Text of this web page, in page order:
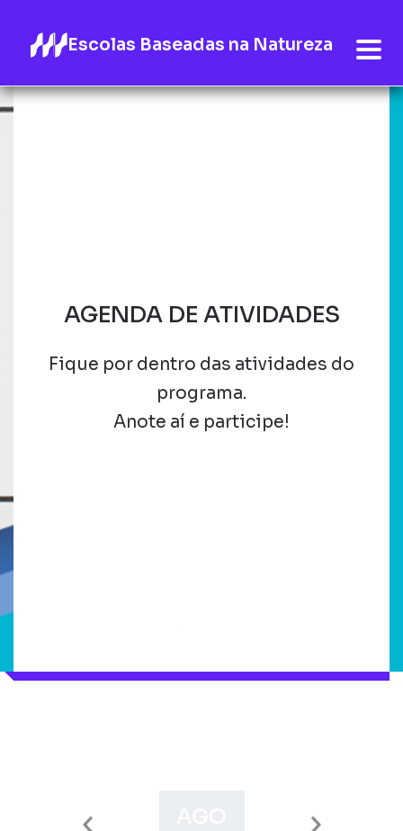
Escolas Baseadas na Natureza
AGENDA DE ATIVIDADES
Fique por dentro das atividades do
programa.
Anote aí e participe!
SET